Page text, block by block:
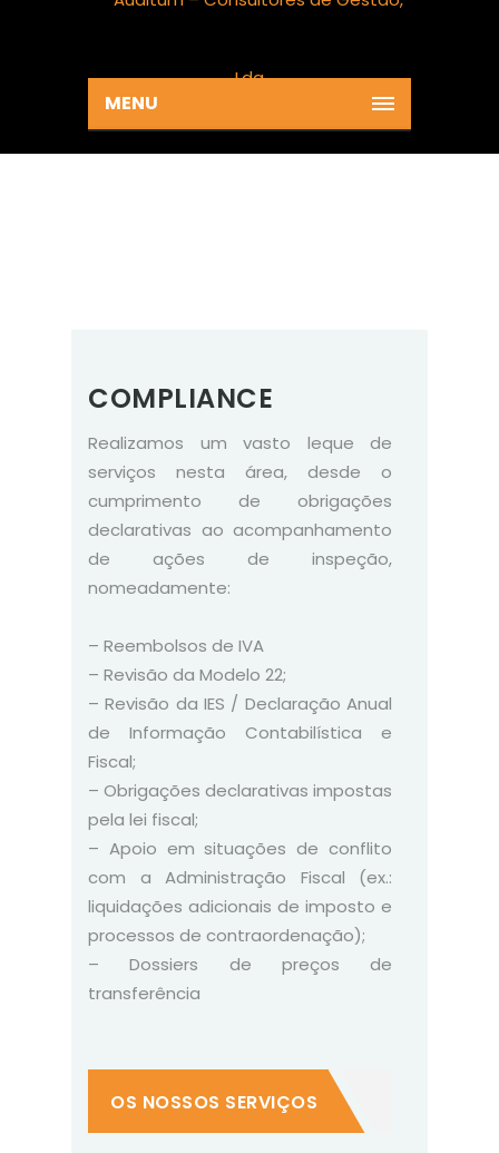
MENU
COMPLIANCE
Realizamos um vasto leque de
serviços nesta área, desde o
cumprimento de obrigações
declarativas ao acompanhamento
de ações de inspeção,
nomeadamente:
– Reembolsos de IVA
– Revisão da Modelo 22;
– Revisão da IES / Declaração Anual
de Informação Contabilística e
Fiscal;
– Obrigações declarativas impostas
pela lei fiscal;
– Apoio em situações de conflito
com a Administração Fiscal (ex.:
liquidações adicionais de imposto e
processos de contraordenação);
– Dossiers de preços de
transferência
OS NOSSOS SERVIÇOS